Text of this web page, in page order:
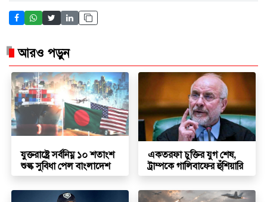
আরও পড়ুন
যুক্তরাষ্ট্রে সর্বনিম্ন ১০ শতাংশ
শুল্ক সুবিধা পেল বাংলাদেশ
একতরফা চুক্তির যুগ শেষ,
ট্রাম্পকে গালিবাফের হুঁশিয়ারি